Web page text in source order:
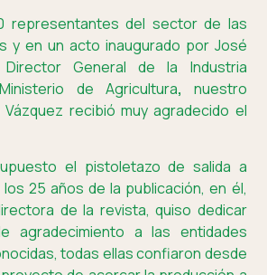
representantes del sector de las
y en un acto inaugurado por José
Director General de la Industria
de Agricultura, nuestro
Vázquez recibió muy agradecido el
el pistoletazo de salida a
25 años de la publicación, en él,
de la revista, quiso dedicar
agradecimiento a las entidades
todas ellas confiaron desde